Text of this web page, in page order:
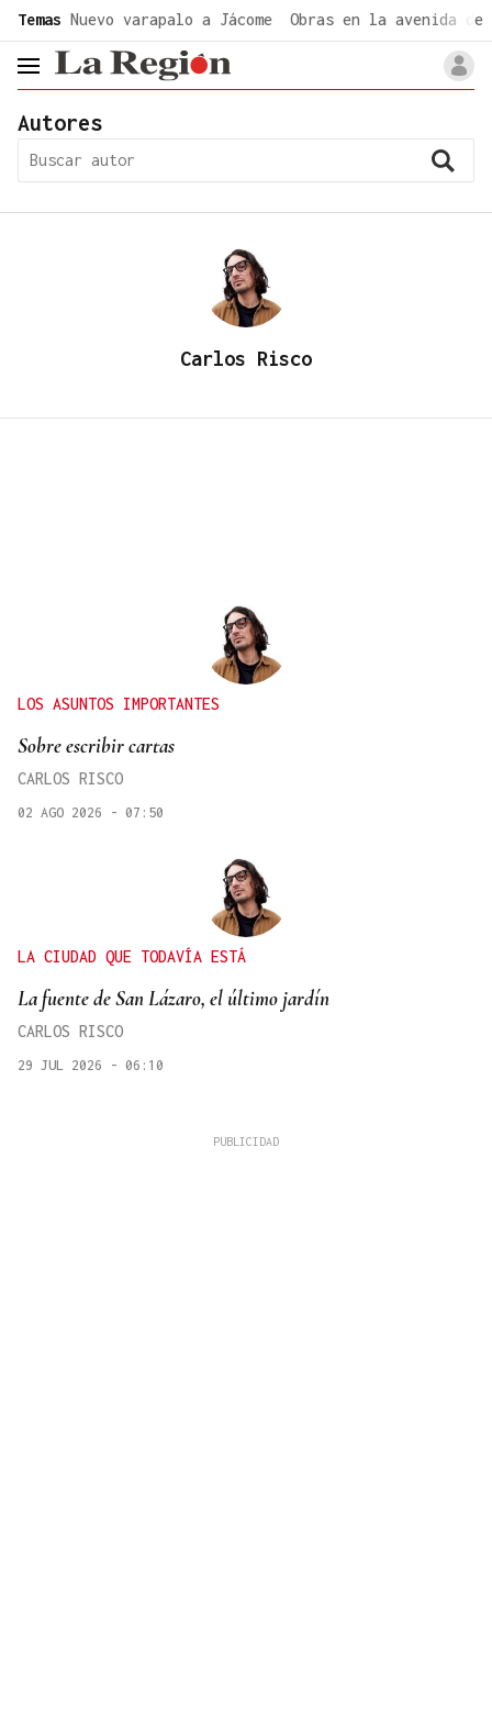
Temas Nuevo varapalo a Jácome Obras en la avenida de
header.menu.open
Autores
Carlos Risco
LOS ASUNTOS IMPORTANTES
Sobre escribir cartas
CARLOS RISCO
02 AGO 2026 - 07:50
LA CIUDAD QUE TODAVÍA ESTÁ
La fuente de San Lázaro, el último jardín
CARLOS RISCO
29 JUL 2026 - 06:10